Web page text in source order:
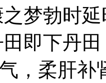
梦勃时
田即下丹
，柔肝